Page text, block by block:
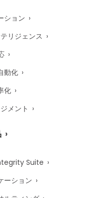
ション
リジェンス
動化
化
メント
Suite
ーション